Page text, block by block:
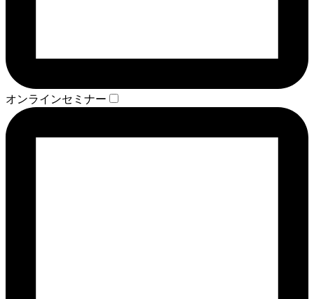
オンラインセミナー